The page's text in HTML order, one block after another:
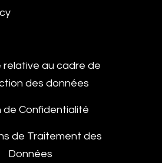
relative au cadre de
des données
de Confidentialité
de Traitement des
Données